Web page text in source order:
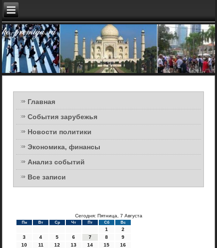
Главная
События зарубежья
Новости политики
Экономика, финансы
Анализ событий
Все записи
Сегодня: Пятница, 7 Августа
Пн Вт Ср Чт Пт Сб Вс
1
2
3
4 5 6 7 8
9
10
11 12 13 14 15
16